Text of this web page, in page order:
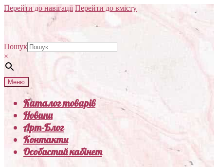
Перейти до навігації Перейти до вмісту
Пошук
×
Меню
Каталог товарів
Новини
Арт-Блог
Контакти
Особистий кабінет